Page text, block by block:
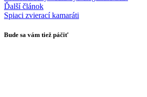
Ďalší článok
Spiaci zvierací kamaráti
Bude sa vám tiež páčiť